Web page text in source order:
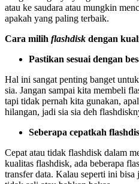
atau ke saudara atau mungkin
apakah yang paling terbaik.
Cara milih flashdisk dengan
Pastikan sesuai dengan
Hal ini sangat penting banget
sia. Jangan sampai kita membeli
tapi tidak pernah kita gunakan,
hilangan, jadi sia sia deh
Seberapa cepatkah
Cepat atau tidak flashdisk dalam
kualitas flashdisk, ada beberapa
transfer data. Kalau seperti ini bisa